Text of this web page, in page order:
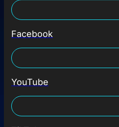
Facebook
YouTube